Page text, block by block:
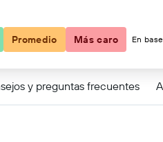
y preguntas frecuentes
Promedio Más caro En